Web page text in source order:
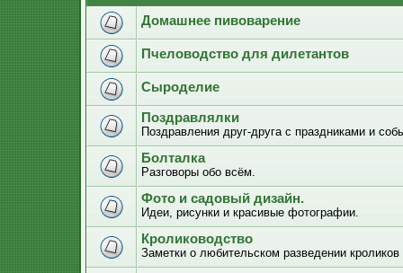
Домашнее пивоварение
Пчеловодство для дилетантов
Сыроделие
Поздравлялки
Поздравления друг-друга с праздниками и
Болталка
Разговоры обо всём.
Фото и садовый дизайн.
Идеи, рисунки и красивые фотографии.
Кролиководство
Заметки о любительском разведении кроликов